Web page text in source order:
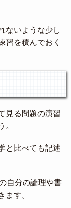
ないような少し
習を積んでおく
見る問題の演習
。
と比べても記述
自分の論理や書
ます。